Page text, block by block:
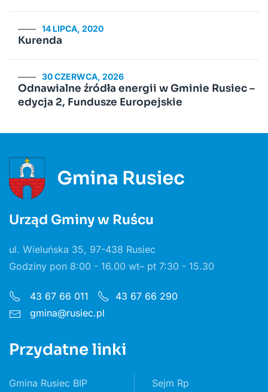
14 LIPCA, 2020
Kurenda
30 CZERWCA, 2026
Odnawialne źródła energii w Gminie Rusiec –
edycja 2, Fundusze Europejskie
Urząd Gminy w Ruścu
ul. Wieluńska 35, 97-438 Rusiec
Godziny pon 8:00 - 16.00 wt– pt 7:30 - 15.30
43 67 66 011
43 67 66 290
gmina@rusiec.pl
Przydatne linki
Gmina Rusiec BIP
Sejm Rp